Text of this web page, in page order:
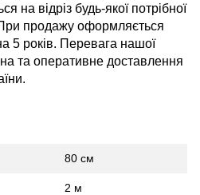
на відріз будь-якої потрібної
продажу оформляється
5 років. Перевага нашої
та оперативне доставлення
80 см
2 м